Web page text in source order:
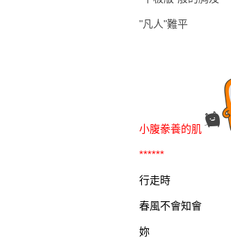
"凡人"難平
小腹豢養的肌
******
行走時
春風不會知會
妳